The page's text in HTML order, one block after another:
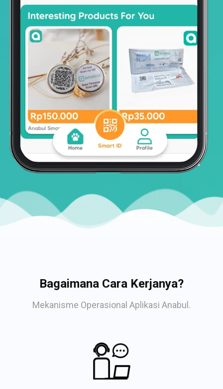
Bagaimana Cara Kerjanya?
Mekanisme Operasional Aplikasi Anabul.